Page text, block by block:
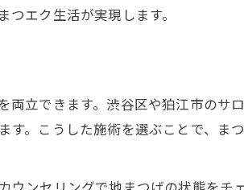
が変わる毎日の簡単ケア方法
まつげパーマの併用ポイント
のトータルビューティー提案
を維持するための注意点解説
クで叶う時短メイクと習慣化
エク生活が実現します。
立できます。渋谷区や狛江市のサ
。こうした施術を選ぶことで、ま